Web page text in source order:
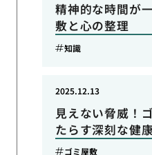
精神的な時間が
敷と心の整理
知識
見えない脅威！
たらす深刻な健
2025.12.13
ゴミ屋敷